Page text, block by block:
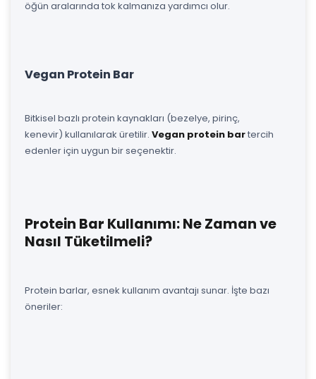
öğün aralarında tok kalmanıza yardımcı olur.
Vegan Protein Bar
Bitkisel bazlı protein kaynakları (bezelye, pirinç,
kenevir) kullanılarak üretilir. Vegan protein bartercih
edenler için uygun bir seçenektir.
Protein Bar Kullanımı: Ne Zaman ve
Nasıl Tüketilmeli?
Protein barlar, esnek kullanım avantajı sunar. İşte bazı
öneriler: